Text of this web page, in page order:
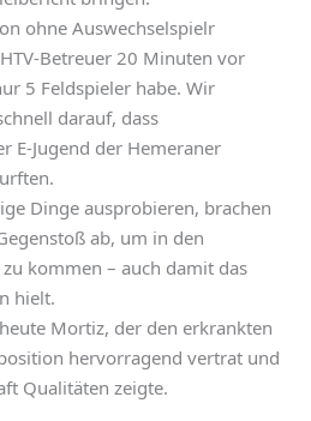
ohne Auswechselspielr
Betreuer 20 Minuten vor
5 Feldspieler habe. Wir
darauf, dass
E-Jugend der Hemeraner
Dinge ausprobieren, brachen
ab, um in den
kommen – auch damit das
hielt.
Mortiz, der den erkrankten
hervorragend vertrat und
Qualitäten zeigte.